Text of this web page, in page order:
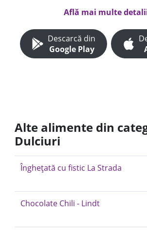
Află mai multe
Descarcă din
Google Play
Alte alimente din
Dulciuri
Înghețată cu fistic La Strada
Chocolate Chili - Lindt